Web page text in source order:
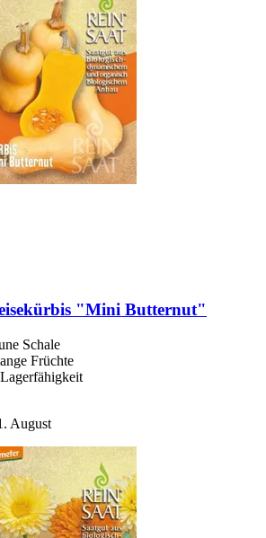
"Mini Butternut"
Schale
Früchte
August